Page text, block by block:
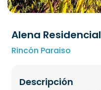
Alena Residencial
Rincón Paraiso
Descripción